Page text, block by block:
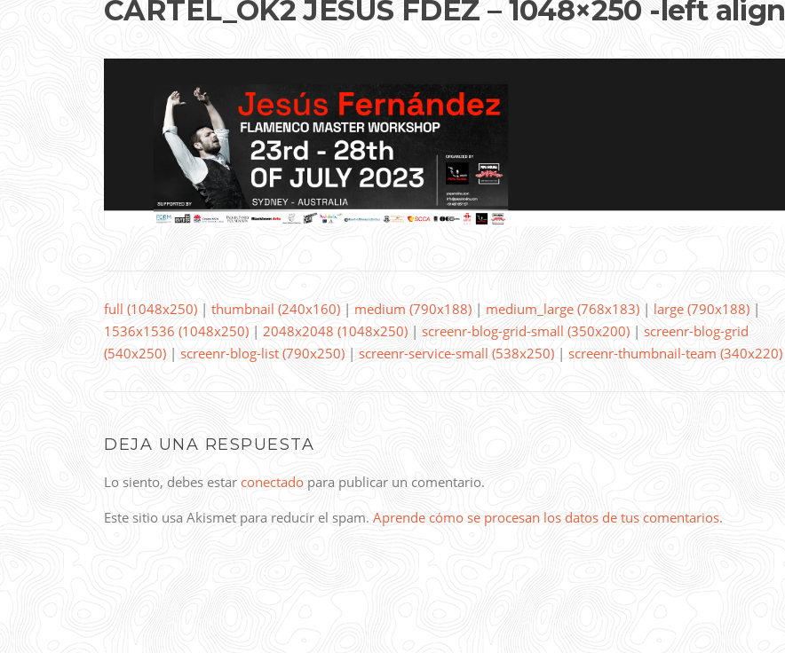
CARTEL_OK2 JESUS FDEZ – 1048×250 -left align
full (1048x250) | thumbnail (240x160) | medium (790x188) | medium_large (768x183) | large (790x188) |
1536x1536 (1048x250) | 2048x2048 (1048x250) | screenr-blog-grid-small (350x200) | screenr-blog-grid
(540x250) | screenr-blog-list (790x250) | screenr-service-small (538x250) | screenr-thumbnail-team (340x220)
DEJA UNA RESPUESTA
Lo siento, debes estar conectado para publicar un comentario.
Este sitio usa Akismet para reducir el spam. Aprende cómo se procesan los datos de tus comentarios.